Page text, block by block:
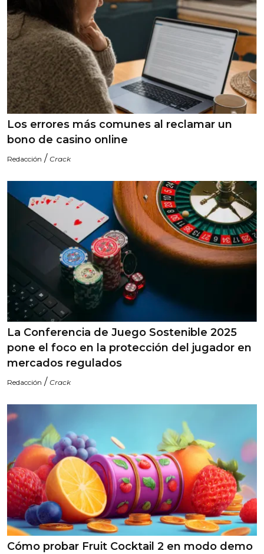
Los errores más comunes al reclamar un
bono de casino online
Redacción / Crack
La Conferencia de Juego Sostenible 2025
pone el foco en la protección del jugador en
mercados regulados
Redacción / Crack
Cómo probar Fruit Cocktail 2 en modo demo